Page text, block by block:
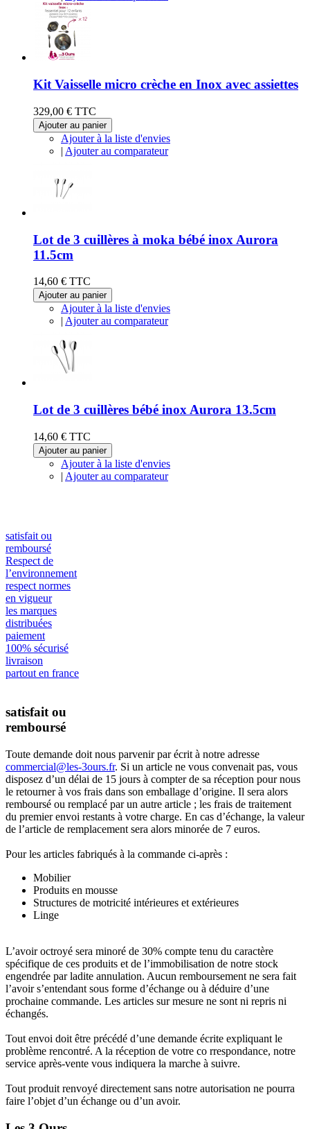
Kit Vaisselle micro crèche en Inox avec assiettes
329,00 € TTC
Ajouter au panier
Ajouter à la liste d'envies
| Ajouter au comparateur
Lot de 3 cuillères à moka bébé inox Aurora
11.5cm
14,60 € TTC
Ajouter au panier
Ajouter à la liste d'envies
| Ajouter au comparateur
Lot de 3 cuillères bébé inox Aurora 13.5cm
14,60 € TTC
Ajouter au panier
Ajouter à la liste d'envies
| Ajouter au comparateur
satisfait ou
remboursé
Respect de
l’environnement
respect normes
en vigueur
les marques
distribuées
paiement
100% sécurisé
livraison
partout en france
satisfait ou
remboursé
Toute demande doit nous parvenir par écrit à notre adresse
commercial@les-3ours.fr. Si un article ne vous convenait pas, vous
disposez d’un délai de 15 jours à compter de sa réception pour nous
le retourner à vos frais dans son emballage d’origine. Il sera alors
remboursé ou remplacé par un autre article ; les frais de traitement
du premier envoi restants à votre charge. En cas d’échange, la valeur
de l’article de remplacement sera alors minorée de 7 euros.
Pour les articles fabriqués à la commande ci-après :
Mobilier
Produits en mousse
Structures de motricité intérieures et extérieures
Linge
L’avoir octroyé sera minoré de 30% compte tenu du caractère
spécifique de ces produits et de l’immobilisation de notre stock
engendrée par ladite annulation. Aucun remboursement ne sera fait
l’avoir s’entendant sous forme d’échange ou à déduire d’une
prochaine commande. Les articles sur mesure ne sont ni repris ni
échangés.
Tout envoi doit être précédé d’une demande écrite expliquant le
problème rencontré. A la réception de votre co rrespondance, notre
service après-vente vous indiquera la marche à suivre.
Tout produit renvoyé directement sans notre autorisation ne pourra
faire l’objet d’un échange ou d’un avoir.